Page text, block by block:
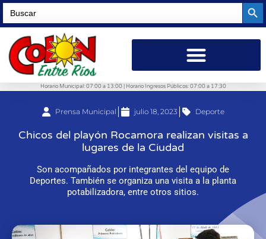
Search
for:
Horario Municipal: 07:00 a 13:00 | Horario Ingresos Públicos: 07:00 a 17:30
Prensa Municipal julio 18, 2023 Deporte
Chicos del playón Rocamora realizan visitas a
lugares de la Ciudad
Son acompañados por integrantes del equipo de
Deportes. También se organiza una visita a la planta
potabilizadora, entre otros sitios.